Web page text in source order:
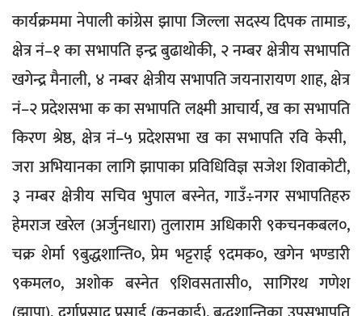
कार्यक्रममा नेपाली कांग्रेस झापा जिल्ला सदस्य दिपक तामाङ,
क्षेत्र नं–१ का सभापति इन्द्र बुढाथोकी, २ नम्बर क्षेत्रीय सभापति
खगेन्द्र मैनाली, ४ नम्बर क्षेत्रीय सभापति जयनारायण शाह, क्षेत्र
नं–२ प्रदेशसभा क का सभापति लक्ष्मी आचार्य, ख का सभापति
किरण श्रेष्ठ, क्षेत्र नं–५ प्रदेशसभा ख का सभापति रवि केसी,
जरा अभियानका लागि झापाका प्रविधिविज्ञ सजेश शिवाकोटी,
३ नम्बर क्षेत्रीय सचिव भुपाल बस्नेत, गाउँ÷नगर सभापतिहरु
हेमराज खरेल (अर्जुनधारा) तुलाराम अधिकारी ९कचनकबल०,
चक्र शेर्मा ९बुद्धशान्ति०, प्रेम भट्टराई ९दमक०, खगेन भण्डारी
९कमल०, अशोक बस्नेत ९शिवसतासी०, सागिरथ गणेश